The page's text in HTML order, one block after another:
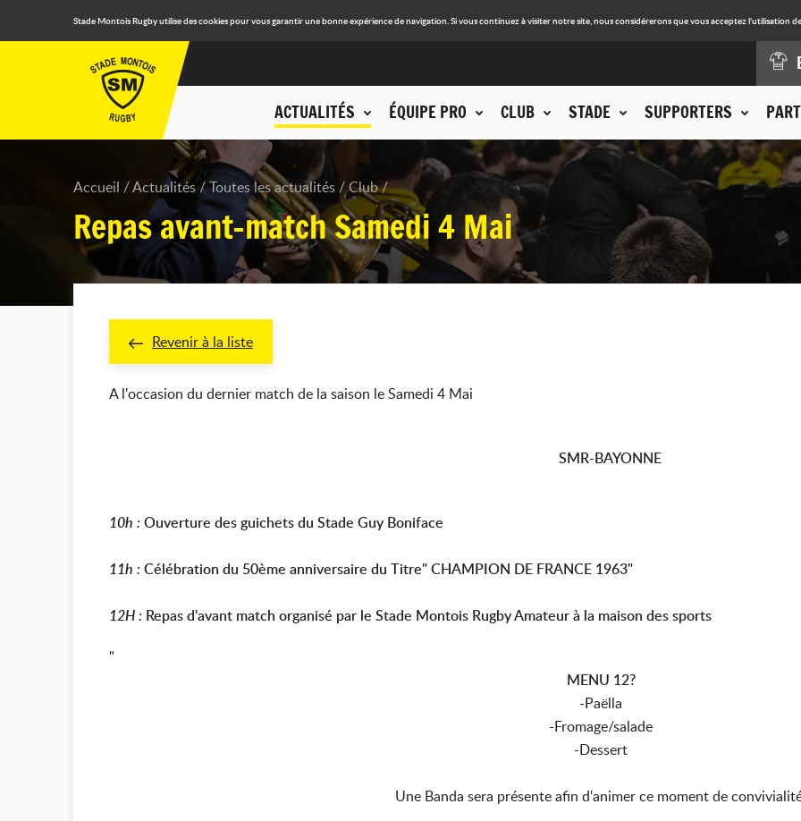
Stade Montois Rugby utilise des cookies pour vous garantir une bonne expérience de navigation. Si vous continuez à visiter notre site, nous considérerons que vous acceptez l'utilisation
ACTUALITÉS ÉQUIPE PRO CLUB STADE SUPPORTERS
Accueil Actualités Toutes les actualités Club
Repas avant-match Samedi 4 Mai
Revenir à la liste
A l'occasion du dernier match de la saison le Samedi 4 Mai
SMR-BAYONNE
10h :Ouverture des guichets du Stade Guy Boniface
11h :Célébration du 50ème anniversaire du Titre" CHAMPION DE FRANCE 1963"
12H : Repas d'avant match organisé par le Stade Montois Rugby Amateur à la maison des sports
"
MENU 12?
-Paëlla
-Fromage/salade
-Dessert
Une Banda sera présente afin d'animer ce moment de